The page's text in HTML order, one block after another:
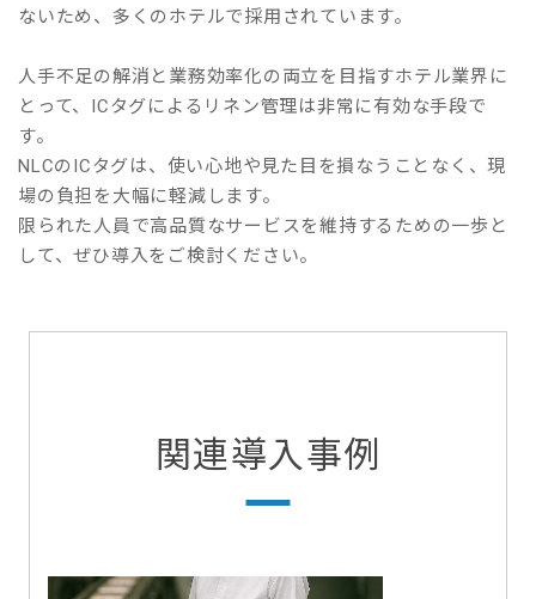
ないため、多くのホテルで採用されています。
人手不足の解消と業務効率化の両立を目指すホテル業界に
とって、ICタグによるリネン管理は非常に有効な手段で
す。
NLCのICタグは、使い心地や見た目を損なうことなく、現
場の負担を大幅に軽減します。
限られた人員で高品質なサービスを維持するための一歩と
して、ぜひ導入をご検討ください。
関連導入事例